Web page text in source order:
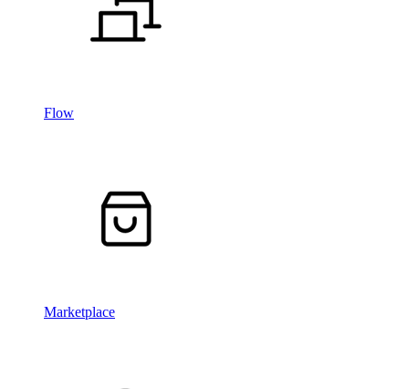
Flow
Marketplace